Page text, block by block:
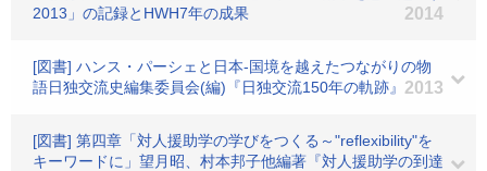
2013」の記録とHWH7年の成果
2014
[図書] ハンス・パーシェと日本-国境を越えたつながりの物
語日独交流史編集委員会(編)『日独交流150年の軌跡』 2013
[図書] 第四章「対人援助学の学びをつくる～"reflexibility"を
キーワードに」望月昭、村本邦子他編著『対人援助学の到達